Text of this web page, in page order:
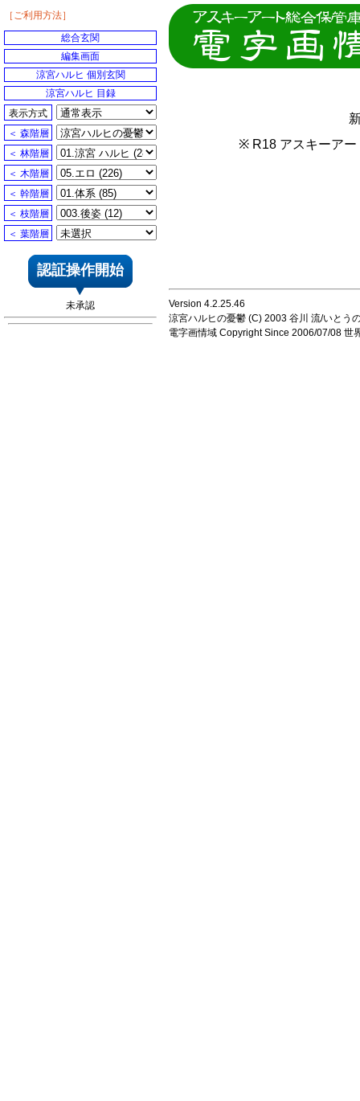
※ R18 アスキーアー
Version 4.2.25.46
涼宮ハルヒの憂鬱 (C) 2003 谷川 流/いとう
電字画情域 Copyright Since 2006/07/08 世
［ご利用方法］
総合玄関
編集画面
涼宮ハルヒ 個別玄関
涼宮ハルヒ 目録
表示方式
＜ 森階層
＜ 林階層
＜ 木階層
＜ 幹階層
＜ 枝階層
＜ 葉階層
認証操作開始
未承認